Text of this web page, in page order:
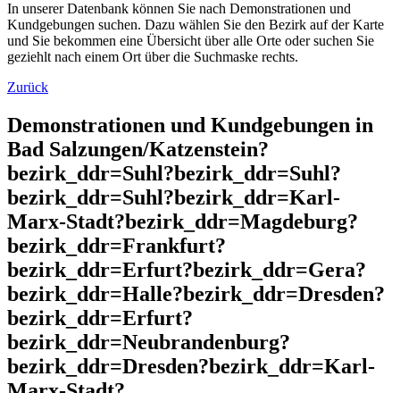
In unserer Datenbank können Sie nach Demonstrationen und
Kundgebungen suchen. Dazu wählen Sie den Bezirk auf der Karte
und Sie bekommen eine Übersicht über alle Orte oder suchen Sie
geziehlt nach einem Ort über die Suchmaske rechts.
Zurück
Demonstrationen und Kundgebungen in
Bad Salzungen/Katzenstein?
bezirk_ddr=Suhl?bezirk_ddr=Suhl?
bezirk_ddr=Suhl?bezirk_ddr=Karl-
Marx-Stadt?bezirk_ddr=Magdeburg?
bezirk_ddr=Frankfurt?
bezirk_ddr=Erfurt?bezirk_ddr=Gera?
bezirk_ddr=Halle?bezirk_ddr=Dresden?
bezirk_ddr=Erfurt?
bezirk_ddr=Neubrandenburg?
bezirk_ddr=Dresden?bezirk_ddr=Karl-